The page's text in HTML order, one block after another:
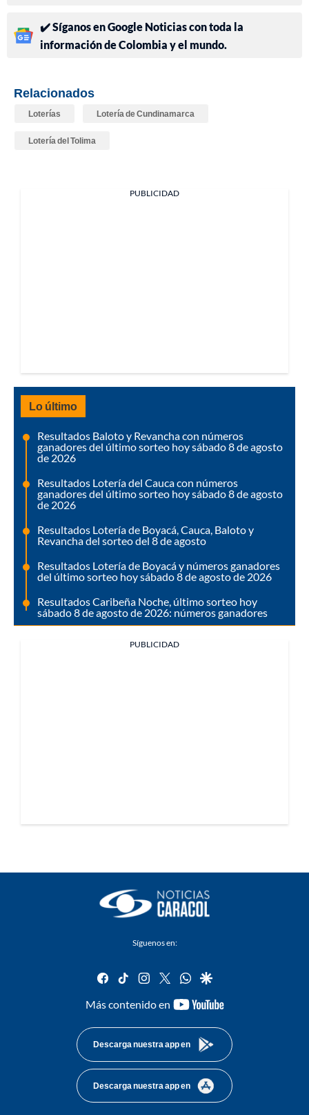
✔️ Síganos en Google Noticias con toda la
información de Colombia y el mundo.
Relacionados
Loterías Lotería de Cundinamarca
Lotería del Tolima
PUBLICIDAD
Lo último
Resultados Baloto y Revancha con números
ganadores del último sorteo hoy sábado 8 de agosto
de 2026
Resultados Lotería del Cauca con números
ganadores del último sorteo hoy sábado 8 de agosto
de 2026
Resultados Lotería de Boyacá, Cauca, Baloto y
Revancha del sorteo del 8 de agosto
Resultados Lotería de Boyacá y números ganadores
del último sorteo hoy sábado 8 de agosto de 2026
Resultados Caribeña Noche, último sorteo hoy
sábado 8 de agosto de 2026: números ganadores
PUBLICIDAD
Síguenos en:
facebook
tiktok instagram
twitterwhatsapp
google
Más contenido en
youtube-
Descarga nuestra app en
Descarga nuestra app en